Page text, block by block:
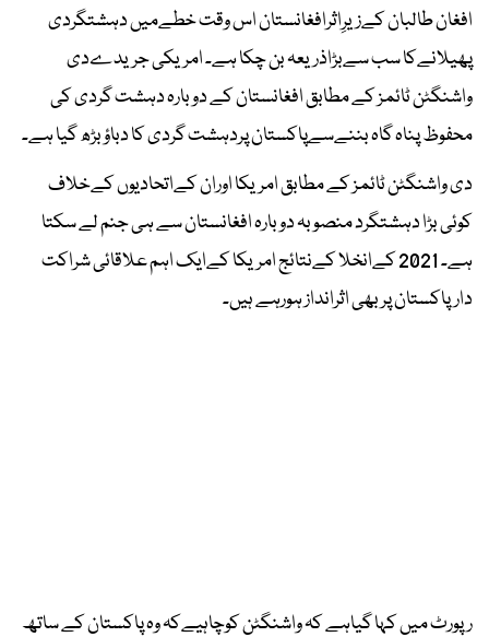
افغان طالبان کےزیرِاثرافغانستان اس وقت خطےمیں دہشتگردی
پھیلانےکا سب سےبڑاذریعہ بن چکا ہے۔ امریکی جریدےدی
واشنگٹن ٹائمز کے مطابق افغانستان کے دوبارہ دہشت گردی کی
محفوظ پناہ گاہ بننےسےپاکستان پردہشت گردی کا دباؤ بڑھ گیا ہے۔
دی واشنگٹن ٹائمز کے مطابق امریکا اوران کےاتحادیوں کےخلاف
کوئی بڑا دہشتگرد منصوبہ دوبارہ افغانستان سے ہی جنم لے سکتا
ہے۔ 2021 کےانخلا کےنتائج امریکا کےایک اہم علاقائی شراکت
دارپاکستان پربھی اثرانداز ہورہے ہیں۔
رپورٹ میں کہا گیاہے کہ واشنگٹن کوچاہیےکہ وہ پاکستان کے ساتھ